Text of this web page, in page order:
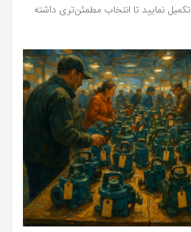
تکمیل نمایید تا انتخاب مطمئن‌تری داشته